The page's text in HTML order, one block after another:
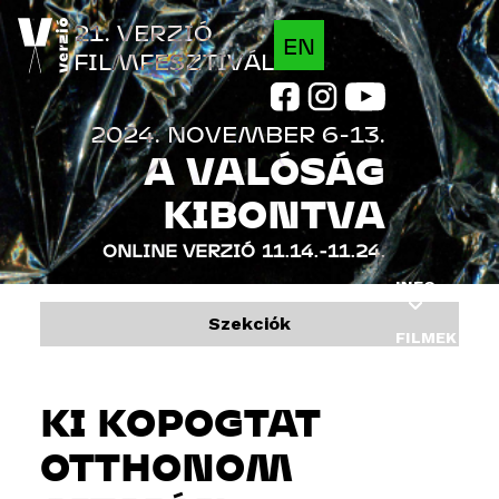
Jump to navigation
INFO
FILMEK
ONLINE VERZIÓ 11.14.-11.24.
A VALÓSÁG
KIBONTVA
EN
21. VERZIÓ
FILMFESZTIVÁL
2024. NOVEMBER 6-13.
Szekciók
KI KOPOGTAT
OTTHONOM